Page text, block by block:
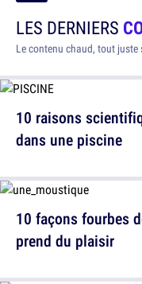
LES DERNIERS
Le contenu chaud, tout juste
10 raisons
dans une piscine
10 façons fourbes
prend du plaisir